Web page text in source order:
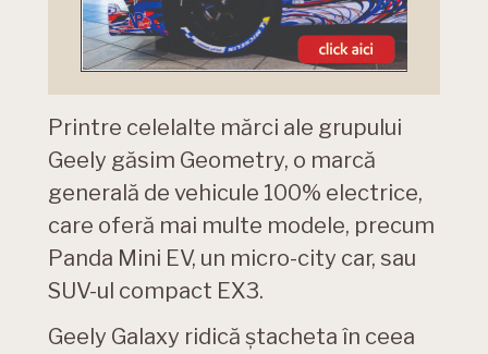
Printre celelalte mărci ale grupului
Geely găsim Geometry, o marcă
generală de vehicule 100% electrice,
care oferă mai multe modele, precum
Panda Mini EV, un micro-city car, sau
SUV-ul compact EX3.
Geely Galaxy ridică ștacheta în ceea